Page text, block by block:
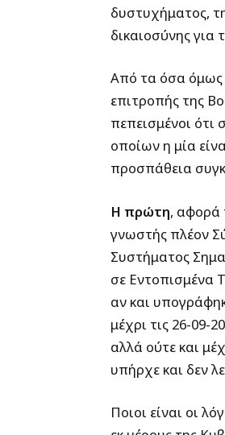
δυστυχήματος,
δικαιοσύνης για
Από τα όσα όμως
επιτροπής της
πεπεισμένοι ότι
οποίων η μία
προσπάθεια
Η πρώτη, αφορά
γνωστής πλέον
Συστήματος
σε Εντοπισμένα
αν και
μέχρι τις 26-09-
αλλά ούτε και
υπήρχε και δεν
Ποιοι είναι οι